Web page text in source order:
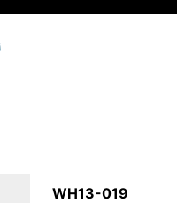
WH13-019